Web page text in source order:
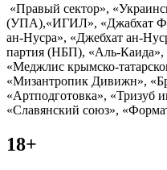
«Правый сектор»,
(УПА),«ИГИЛ», «Джабхат
ан-Нусра», «Джебхат ан-
партия (НБП), «Аль-
«Меджлис крымско-
«Мизантропик Дивижн»,
«Артподготовка»,
«Славянский союз»,
18+